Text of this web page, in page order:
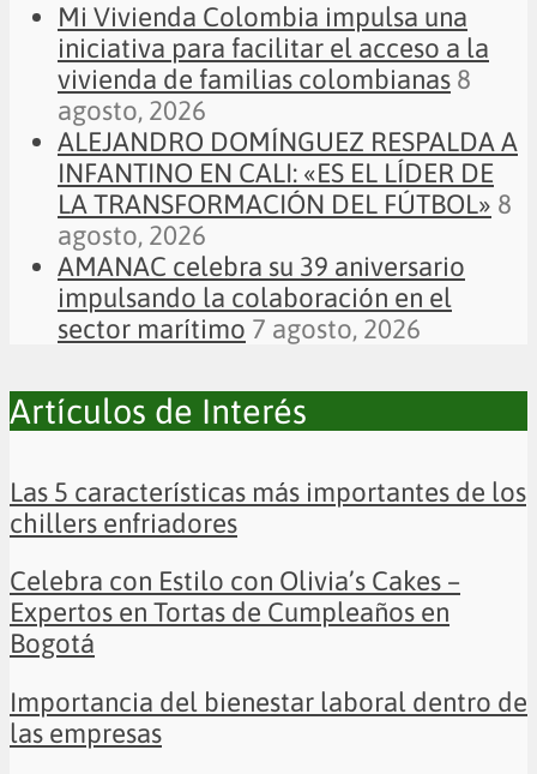
Mi Vivienda Colombia impulsa una
iniciativa para facilitar el acceso a la
vivienda de familias colombianas 8
agosto, 2026
ALEJANDRO DOMÍNGUEZ RESPALDA A
INFANTINO EN CALI: «ES EL LÍDER DE
LA TRANSFORMACIÓN DEL FÚTBOL» 8
agosto, 2026
AMANAC celebra su 39 aniversario
impulsando la colaboración en el
sector marítimo 7 agosto, 2026
Artículos de Interés
Las 5 características más importantes de los
chillers enfriadores
Celebra con Estilo con Olivia’s Cakes –
Expertos en Tortas de Cumpleaños en
Bogotá
Importancia del bienestar laboral dentro de
las empresas